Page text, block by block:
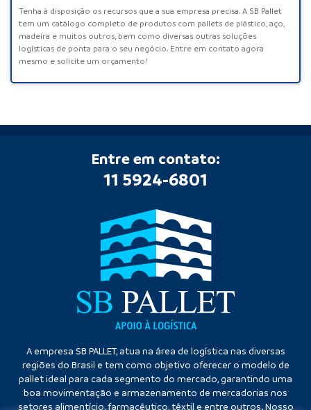
Tenha à disposição os recursos que a sua empresa precisa. A SB Pallet
tem um catálogo completo de produtos com pallets de plástico,aço,
madeira e muitos outros, bem como diversas outras soluções
logísticas de ponta para o seu negócio. Entre em contato agora
mesmo e solicite um orçamento!
Entre em contato:
11 5924-6801
A empresa SB PALLET, atua na área de logística nas diversas
regiões do Brasil e tem como objetivo oferecer o modelo de
pallet ideal para cada segmento do mercado, garantindo uma
boa movimentação e armazenamento de mercadorias nos
setores alimentício, farmacêutico, têxtil e entre outros. Nosso